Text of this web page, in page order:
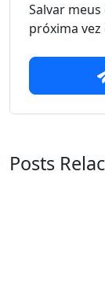
Salvar
próxima vez
Posts